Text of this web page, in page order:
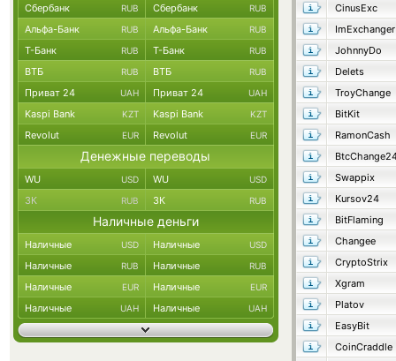
CinusExc
ImExchanger
JohnnyDo
Delets
TroyChange
BitKit
RamonCash
Swappix
Kursov24
BitFlaming
Changee
CryptoStrix
Xgram
Platov
EasyBit
CoinCraddle
Сбербанк RUB Сбербанк RUB
Альфа-Банк RUB Альфа-Банк RUB
Т-Банк RUB Т-Банк RUB
ВТБ RUB ВТБ RUB
Приват 24 UAH Приват 24 UAH
Kaspi Bank KZT Kaspi Bank KZT
Revolut EUR Revolut EUR
Денежные переводы
WU USD WU USD
ЗК RUB ЗК RUB
Наличные деньги
Наличные USD Наличные USD
Наличные RUB Наличные RUB
Наличные EUR Наличные EUR
Наличные UAH Наличные UAH